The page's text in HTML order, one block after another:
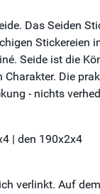
Das Seiden
Seide ist die
Die
- nichts
| den 190x2x4
verlinkt. Auf